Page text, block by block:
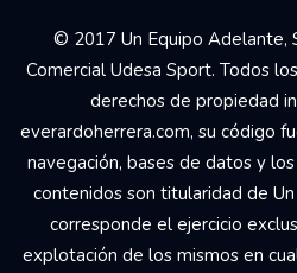
© 2017 Un Equipo Adelante,
Comercial Udesa Sport. Todos
derechos de propiedad
everardoherrera.com, su código
navegación, bases de datos y
contenidos son titularidad de
corresponde el ejercicio
explotación de los mismos en